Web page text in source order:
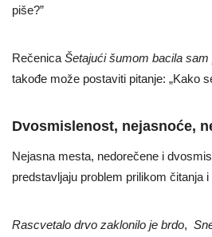
piše?”
Rečenica Šetajući šumom bacila sam
takođe može postaviti pitanje: „Kako
Dvosmislenost, nejasnoće,
Nejasna mesta, nedorečene i
predstavljaju problem prilikom čitanja
Rascvetalo drvo zaklonilo je brdo,